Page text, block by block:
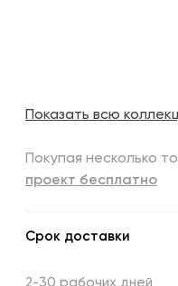
Показать всю
Покупая несколько
проект бесплатно
Срок доставки
2-30 рабочих дней